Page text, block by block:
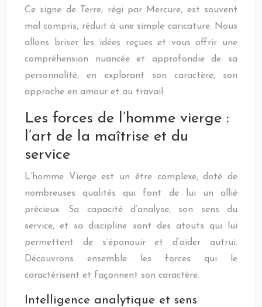
Ce signe de Terre, régi par Mercure, est souvent
mal compris, réduit à une simple caricature. Nous
allons briser les idées reçues et vous offrir une
compréhension nuancée et approfondie de sa
personnalité, en explorant son caractère, son
approche en amour et au travail.
Les forces de l’homme vierge :
l’art de la maîtrise et du
service
L’homme Vierge est un être complexe, doté de
nombreuses qualités qui font de lui un allié
précieux. Sa capacité d’analyse, son sens du
service, et sa discipline sont des atouts qui lui
permettent de s’épanouir et d’aider autrui.
Découvrons ensemble les forces qui le
caractérisent et façonnent son caractère.
Intelligence analytique et sens